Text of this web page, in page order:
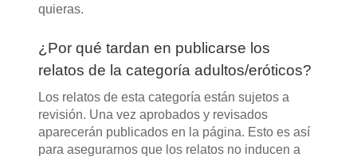
quieras.
¿Por qué tardan en publicarse los
relatos de la categoría adultos/eróticos?
Los relatos de esta categoría están sujetos a
revisión. Una vez aprobados y revisados
aparecerán publicados en la página. Esto es así
para asegurarnos que los relatos no inducen a